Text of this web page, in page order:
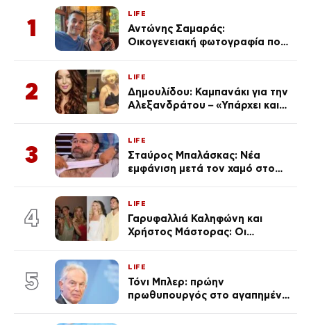
1
LIFE
Αντώνης Σαμαράς:
Οικογενειακή φωτογραφία που
Λένας
2
LIFE
Δημουλίδου: Καμπανάκι για την
Αλεξανδράτου – «Υπάρχει και
3
LIFE
Σταύρος Μπαλάσκας: Νέα
εμφάνιση μετά τον χαμό στο
4
LIFE
Γαρυφαλλιά Καληφώνη και
Χρήστος Μάστορας: Οι
απαρατήρητη
5
LIFE
Τόνι Μπλερ: πρώην
πρωθυπουργός στο αγαπημένο